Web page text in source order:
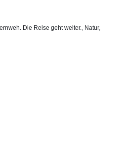
Die Reise geht weiter., Natur,